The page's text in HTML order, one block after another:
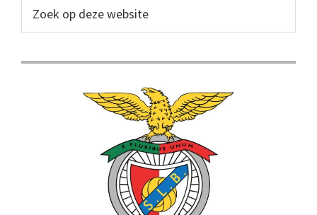
Sidebar
op
website